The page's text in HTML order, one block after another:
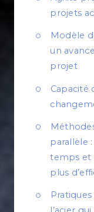
projets
Modèle
un
projet
Capacité
parallèle
temps et
plus